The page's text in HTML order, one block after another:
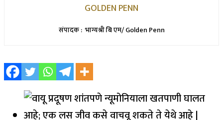
GOLDEN PENN
संपादक : भाग्यश्री बि एम/ Golden Penn